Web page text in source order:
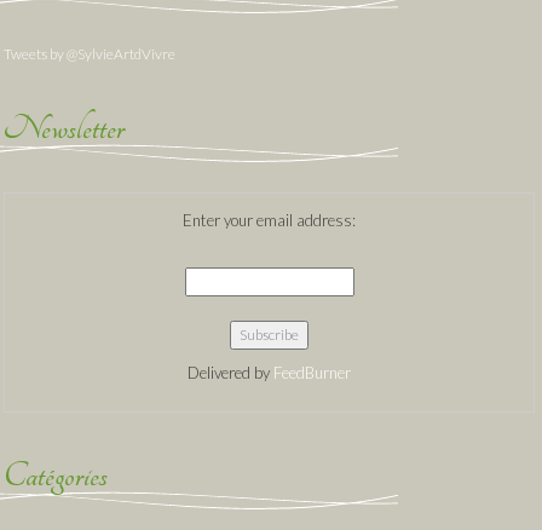
Tweets by @SylvieArtdVivre
Newsletter
Enter your email address:
Delivered by FeedBurner
Catégories